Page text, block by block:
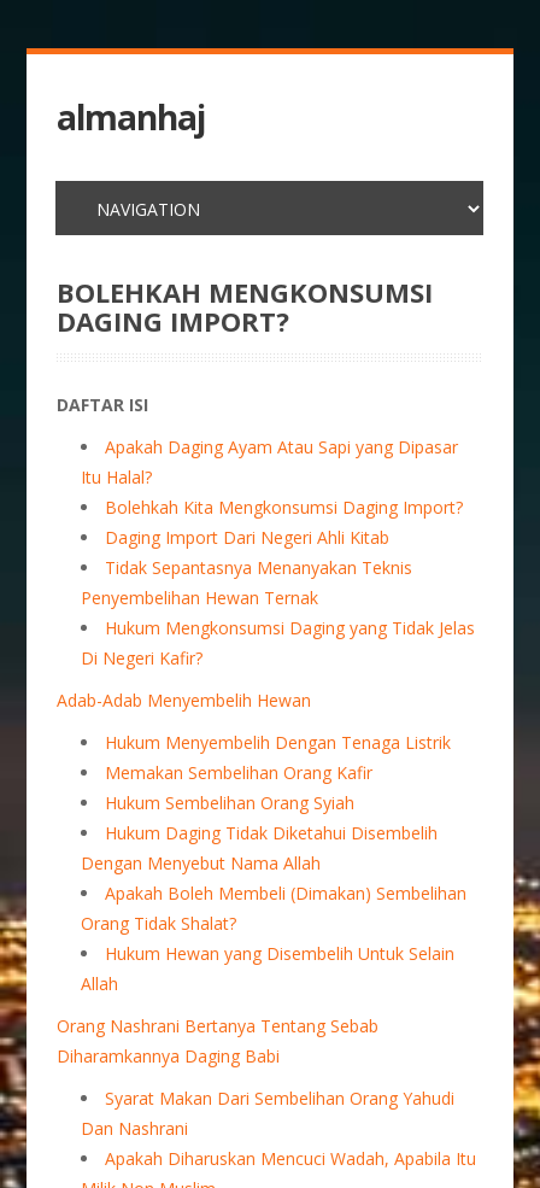
almanhaj
BOLEHKAH MENGKONSUMSI
DAGING IMPORT?
DAFTAR ISI
Apakah Daging Ayam Atau Sapi yang Dipasar
Itu Halal?
Bolehkah Kita Mengkonsumsi Daging Import?
Daging Import Dari Negeri Ahli Kitab
Tidak Sepantasnya Menanyakan Teknis
Penyembelihan Hewan Ternak
Hukum Mengkonsumsi Daging yang Tidak Jelas
Di Negeri Kafir?
Adab-Adab Menyembelih Hewan
Hukum Menyembelih Dengan Tenaga Listrik
Memakan Sembelihan Orang Kafir
Hukum Sembelihan Orang Syiah
Hukum Daging Tidak Diketahui Disembelih
Dengan Menyebut Nama Allah
Apakah Boleh Membeli (Dimakan) Sembelihan
Orang Tidak Shalat?
Hukum Hewan yang Disembelih Untuk Selain
Allah
Orang Nashrani Bertanya Tentang Sebab
Diharamkannya Daging Babi
Syarat Makan Dari Sembelihan Orang Yahudi
Dan Nashrani
Apakah Diharuskan Mencuci Wadah, Apabila Itu